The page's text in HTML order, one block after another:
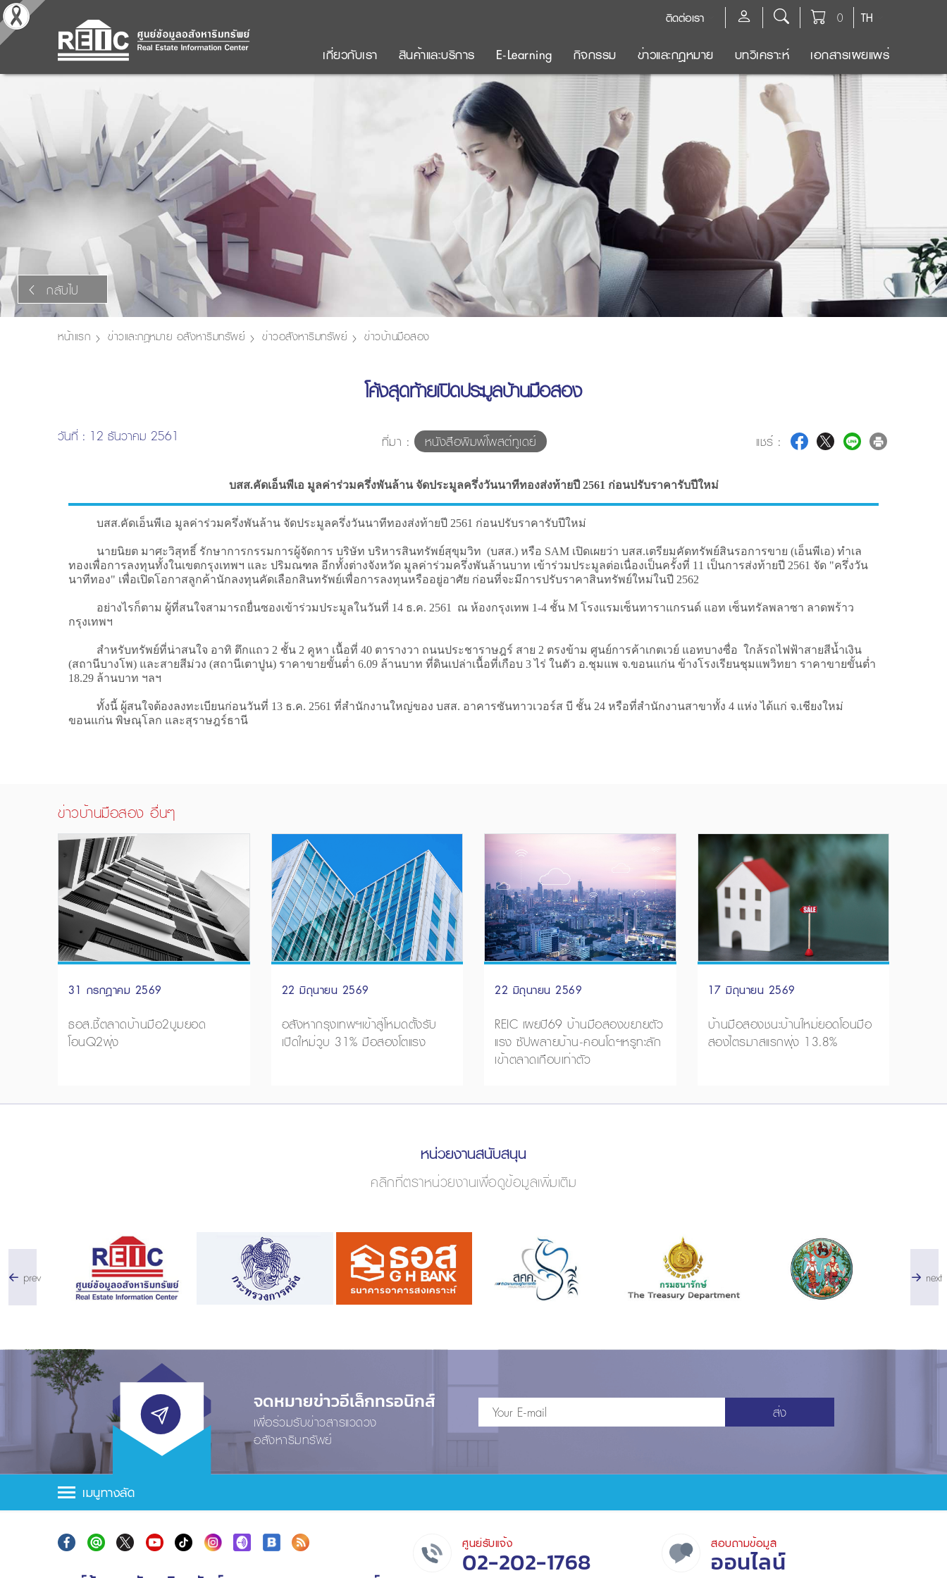
TH
0
ติดต่อเรา
เกี่ยวกับเรา สินค้าและบริการ E-Learning กิจกรรม ข่าวและกฎหมาย บทวิเคราะห์ เอกสารเผยแพร่
กลับไป
หน้าแรก ข่าวและกฎหมาย อสังหาริมทรัพย์ ข่าวอสังหาริมทรัพย์ ข่าวบ้านมือสอง
โค้งสุดท้ายเปิดประมูลบ้านมือสอง
วันที่ : 12 ธันวาคม 2561 ที่มา : หนังสือพิมพ์โพสต์ทูเดย์ แชร์ :
บสส.คัดเอ็นพีเอ มูลค่าร่วมครึ่งพันล้าน จัดประมูลครึ่งวันนาทีทองส่งท้ายปี 2561 ก่อนปรับราคารับปีใหม่
บสส.คัดเอ็นพีเอ มูลค่าร่วมครึ่งพันล้าน จัดประมูลครึ่งวันนาทีทองส่งท้ายปี 2561 ก่อนปรับราคารับปีใหม่
นายนิยต มาศะวิสุทธิ์ รักษาการกรรมการผู้จัดการ บริษัท บริหารสินทรัพย์สุขุมวิท (บสส.) หรือ SAM เปิดเผยว่า บสส.เตรียมคัดทรัพย์สินรอการขาย (เอ็นพีเอ) ทำเล
ทองเพื่อการลงทุนทั้งในเขตกรุงเทพฯ และ ปริมณฑล อีกทั้งต่างจังหวัด มูลค่าร่วมครึ่งพันล้านบาท เข้าร่วมประมูลต่อเนื่องเป็นครั้งที่ 11 เป็นการส่งท้ายปี 2561 จัด "ครึ่งวัน
นาทีทอง" เพื่อเปิดโอกาสลูกค้านักลงทุนคัดเลือกสินทรัพย์เพื่อการลงทุนหรืออยู่อาศัย ก่อนที่จะมีการปรับราคาสินทรัพย์ใหม่ในปี 2562
อย่างไรก็ตาม ผู้ที่สนใจสามารถยื่นซองเข้าร่วมประมูลในวันที่ 14 ธ.ค. 2561 ณ ห้องกรุงเทพ 1-4 ชั้น M โรงแรมเซ็นทาราแกรนด์ แอท เซ็นทรัลพลาซา ลาดพร้าว
กรุงเทพฯ
สำหรับทรัพย์ที่น่าสนใจ อาทิ ตึกแถว 2 ชั้น 2 คูหา เนื้อที่ 40 ตารางวา ถนนประชาราษฎร์ สาย 2 ตรงข้าม ศูนย์การค้าเกตเวย์ แอทบางซื่อ ใกล้รถไฟฟ้าสายสีน้ำเงิน
(สถานีบางโพ) และสายสีม่วง (สถานีเตาปูน) ราคาขายขั้นต่ำ 6.09 ล้านบาท ที่ดินเปล่าเนื้อที่เกือบ 3 ไร่ ในตัว อ.ชุมแพ จ.ขอนแก่น ข้างโรงเรียนชุมแพวิทยา ราคาขายขั้นต่ำ
18.29 ล้านบาท ฯลฯ
ทั้งนี้ ผู้สนใจต้องลงทะเบียนก่อนวันที่ 13 ธ.ค. 2561 ที่สำนักงานใหญ่ของ บสส. อาคารซันทาวเวอร์ส บี ชั้น 24 หรือที่สำนักงานสาขาทั้ง 4 แห่ง ได้แก่ จ.เชียงใหม่
ขอนแก่น พิษณุโลก และสุราษฎร์ธานี
ข่าวบ้านมือสอง อื่นๆ
31 กรกฎาคม 2569
ธอส.ชี้ตลาดบ้านมือ2บูมยอด
โอนQ2พุ่ง
22 มิถุนายน 2569
อสังหากรุงเทพฯเข้าสู่โหมดตั้งรับ
เปิดใหม่วูบ 31% มือสองโตแรง
22 มิถุนายน 2569
REIC เผยปี69 บ้านมือสองขยายตัว
แรง ซัปพลายบ้าน-คอนโดฯหรูทะลัก
เข้าตลาดเกือบเท่าตัว
17 มิถุนายน 2569
บ้านมือสองชนะบ้านใหม่ยอดโอนมือ
สองไตรมาสแรกพุ่ง 13.8%
หน่วยงานสนับสนุน
คลิกที่ตราหน่วยงานเพื่อดูข้อมูลเพิ่มเติม
prev next
จดหมายข่าวอีเล็กทรอนิกส์
เพื่อร่วมรับข่าวสารแวดวง
อสังหาริมทรัพย์
ส่ง
เมนูทางลัด
ศูนย์รับแจ้ง
02-202-1768
สอบถามข้อมูล
ออนไลน์